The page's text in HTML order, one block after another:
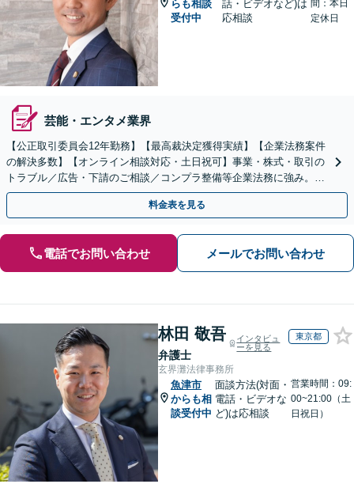
らも相談
受付中
話・ビデオなど)は
応相談
間：本日
定休日
芸能・エンタメ業界
【公正取引委員会12年勤務】【最高裁決定獲得実績】【企業法務案件
の解決多数】【オンライン相談対応・土日祝可】事業・株式・取引の
トラブル／広告・下請のご相談／コンプラ整備等企業法務に強み。株
式の相続／誹謗中傷対策／不動産問題まで幅広く対応！
料金表を見る
電話でお問い合わせ メールでお問い合わせ
林田 敬吾
弁護士
インタビュ
ーを見る
東京都
玄界灘法律事務所
魚津市
からも相
談受付中
面談方法(対面・
電話・ビデオな
ど)は応相談
営業時間：09:
00~21:00（土
日祝日）